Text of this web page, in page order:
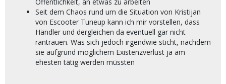
Seit dem Chaos rund um die Situation von Kristijan
von Escooter Tuneup kann ich mir vorstellen, dass
Händler und dergleichen da eventuell gar nicht
rantrauen. Was sich jedoch irgendwie sticht, nachdem
sie aufgrund möglichem Existenzverlust ja am
ehesten tätig werden müssten